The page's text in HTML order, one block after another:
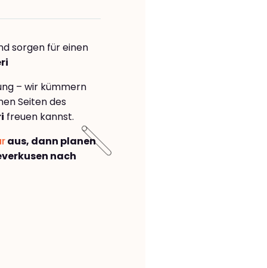
sorgen für einen
– wir kümmern
Seiten des
freuen kannst.
aus, dann planen
nach